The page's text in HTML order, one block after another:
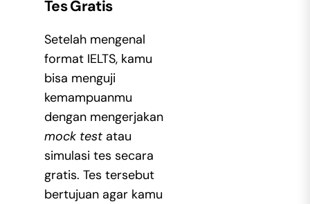
Tes Gratis
Setelah mengenal
format IELTS, kamu
bisa menguji
kemampuanmu
dengan mengerjakan
mock test atau
simulasi tes secara
gratis. Tes tersebut
bertujuan agar kamu